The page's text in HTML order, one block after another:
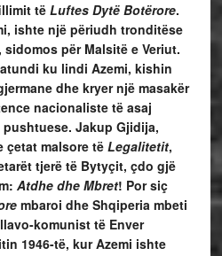
të Luftes Dytë Botërore.
ishte një përiudh tronditëse
për Malsitë e Veriut.
ku lindi Azemi, kishin
dhe kryer një masakër
nacionaliste të asaj
Jakup Gjidija,
çetat malsore të Legalitetit,
tjerë të Bytyçit, çdo gjë
Atdhe dhe Mbret! Por siç
mbaroi dhe Shqiperia mbeti
komunist të Enver
1946-të, kur Azemi ishte